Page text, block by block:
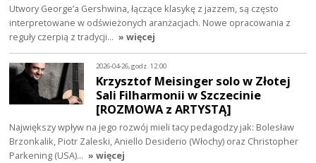
Utwory George’a Gershwina, łączące klasykę z jazzem, są często
interpretowane w odświeżonych aranżacjach. Nowe opracowania z
reguły czerpią z tradycji… » więcej
2026-04-26, godz. 12:00
Krzysztof Meisinger solo w Złotej
Sali Filharmonii w Szczecinie
[ROZMOWA z ARTYSTĄ]
Największy wpływ na jego rozwój mieli tacy pedagodzy jak: Bolesław
Brzonkalik, Piotr Zaleski, Aniello Desiderio (Włochy) oraz Christopher
Parkening (USA)… » więcej